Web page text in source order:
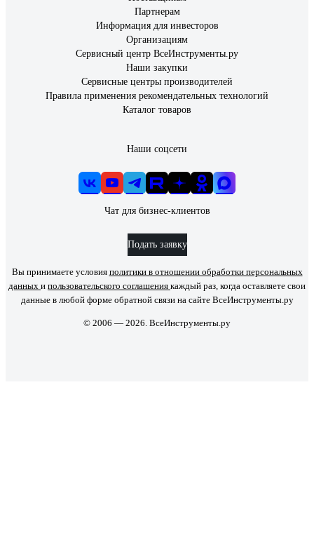
Партнерам
Информация для инвесторов
Организациям
Сервисный центр ВсеИнструменты.ру
Наши закупки
Сервисные центры производителей
Правила применения рекомендательных технологий
Каталог товаров
Наши соцсети
Чат для бизнес-клиентов
Подать заявку
Вы принимаете условия политики в отношении обработки персональных
данных и пользовательского соглашения каждый раз, когда оставляете свои
данные в любой форме обратной связи на сайте ВсеИнструменты.ру
© 2006 — 2026. ВсеИнструменты.ру